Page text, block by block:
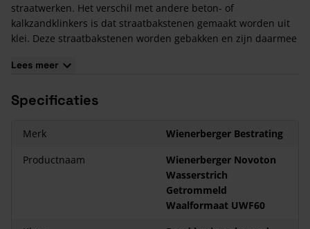
straatwerken. Het verschil met andere beton- of
kalkzandklinkers is dat straatbakstenen gemaakt worden uit
klei. Deze straatbakstenen worden gebakken en zijn daarmee
in een m².
Novoton Wasserstrich Getrommeld Waalformaat UWF60
Het aanzicht van het straatwerk optimaliseren én de
maken.
Meest gebruikte verbanden zijn: Halfsteenverband,
Keperverband, Elleboogverband en Blokverband.
Lees meer
Specificaties
Merk
Wienerberger Bestrating
Productnaam
Wienerberger Novoton
Wasserstrich
Getrommeld
Waalformaat UWF60